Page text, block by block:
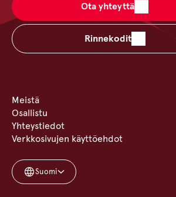
Ota yhteyttä
Rinnekodit
Meistä
Osallistu
Yhteystiedot
Verkkosivujen käyttöehdot
Suomi